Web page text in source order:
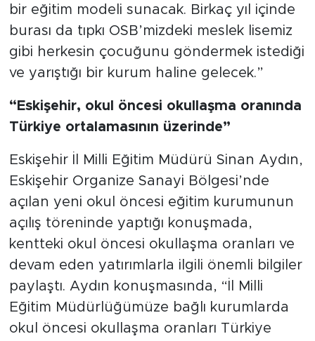
bir eğitim modeli sunacak. Birkaç yıl içinde
burası da tıpkı OSB’mizdeki meslek lisemiz
gibi herkesin çocuğunu göndermek istediği
ve yarıştığı bir kurum haline gelecek.”
“Eskişehir, okul öncesi okullaşma oranında
Türkiye ortalamasının üzerinde”
Eskişehir İl Milli Eğitim Müdürü Sinan Aydın,
Eskişehir Organize Sanayi Bölgesi’nde
açılan yeni okul öncesi eğitim kurumunun
açılış töreninde yaptığı konuşmada,
kentteki okul öncesi okullaşma oranları ve
devam eden yatırımlarla ilgili önemli bilgiler
paylaştı. Aydın konuşmasında, “İl Milli
Eğitim Müdürlüğümüze bağlı kurumlarda
okul öncesi okullaşma oranları Türkiye